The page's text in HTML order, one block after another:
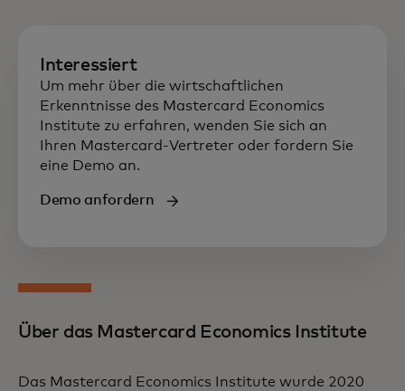
Interessiert
Um mehr über die wirtschaftlichen
Erkenntnisse des Mastercard Economics
Institute zu erfahren, wenden Sie sich an
Ihren Mastercard-Vertreter oder fordern Sie
eine Demo an.
Demo anfordern
Über das Mastercard Economics Institute
Das Mastercard Economics Institute wurde 2020